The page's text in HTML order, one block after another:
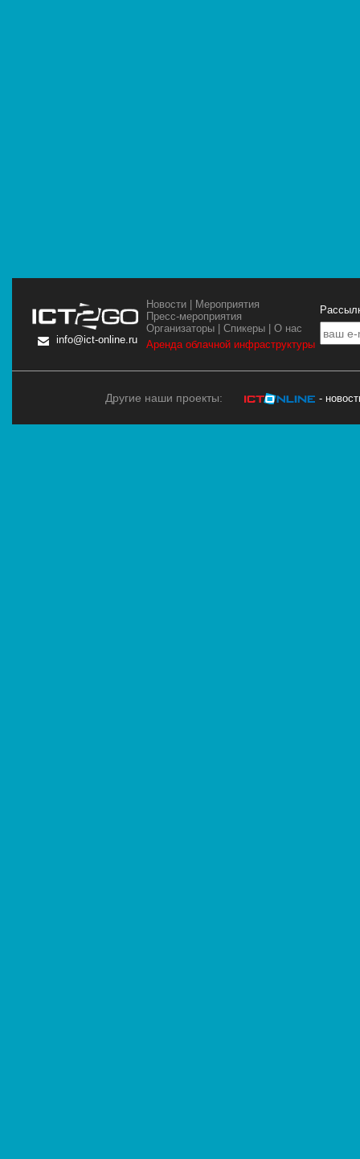
info@ict-online.ru
Новости
Мероприятия
Пресс-мероприятия
Организаторы |Спикеры |О нас
Аренда облачной инфраструктуры
Другие наши проекты: -